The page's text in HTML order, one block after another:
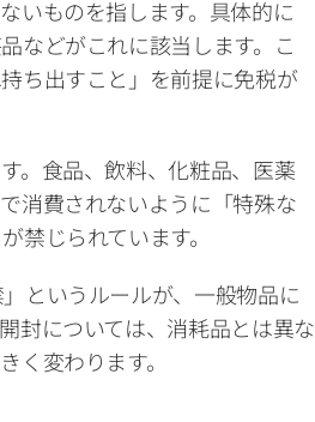
いものを指します。具体的に
などがこれに該当します。こ
ち出すこと」を前提に免税が
。食品、飲料、化粧品、医薬
消費されないように「特殊な
禁じられています。
というルールが、一般物品に
封については、消耗品とは異な
く変わります。